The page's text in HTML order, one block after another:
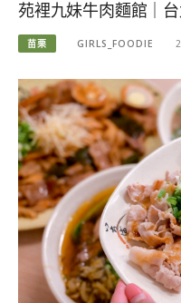
苑裡九妹牛肉麵館｜
苗栗 GIRLS_FOODIE